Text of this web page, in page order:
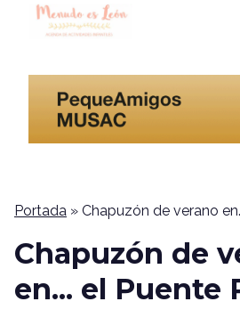
Portada » Chapuzón de verano
Chapuzón de
en... el Puente